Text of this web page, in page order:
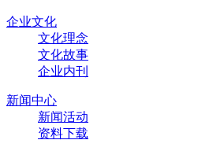
企业文化
文化理念
文化故事
企业内刊
新闻中心
新闻活动
资料下载